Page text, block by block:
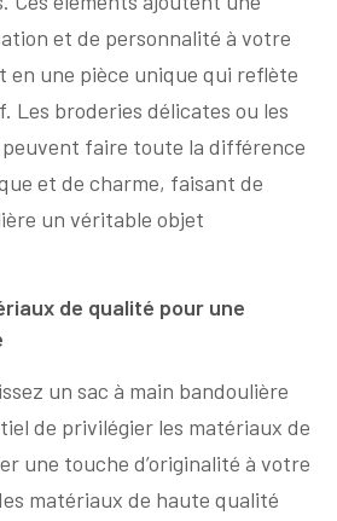
et de personnalité à votre
en une pièce unique qui reflète
Les broderies délicates ou les
faire toute la différence
et de charme, faisant de
un véritable objet
de qualité pour une
un sac à main bandoulière
de privilégier les matériaux de
une touche d’originalité à votre
matériaux de haute qualité